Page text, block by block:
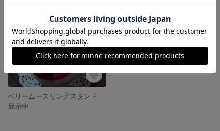
ベリームースリングスタンド
展示中